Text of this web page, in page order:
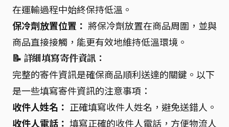
在運輸過程中始終保持低溫。
保冷劑放置位置： 將保冷劑放置在商品周圍，並與
商品直接接觸，能更有效地維持低溫環境。
📝 詳細填寫寄件資訊：
完整的寄件資訊是確保商品順利送達的關鍵。以下
是一些填寫寄件資訊的注意事項：
收件人姓名： 正確填寫收件人姓名，避免送錯人。
收件人電話： 填寫正確的收件人電話，方便物流人